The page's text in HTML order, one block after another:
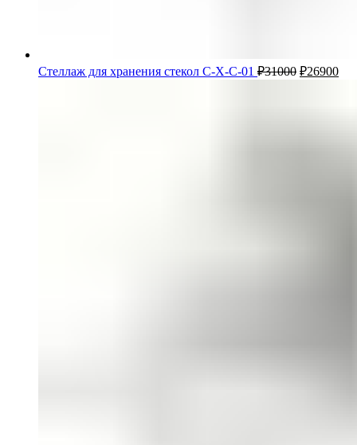
Стеллаж для хранения стекол С-Х-С-01 ₽31000 ₽26900